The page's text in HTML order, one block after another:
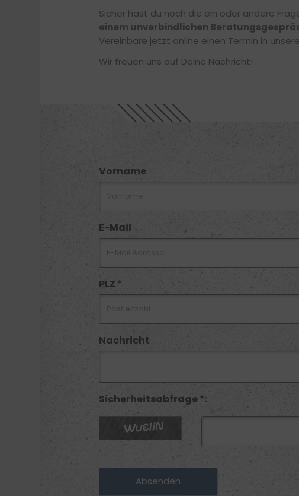
Sicher hast du noch die ein oder andere
einem unverbindlichen
Vereinbare jetzt online einen Termin in
Wir freuen uns auf Deine Nachricht!
Vorname
E-Mail
PLZ *
Nachricht
Sicherheitsabfrage *: